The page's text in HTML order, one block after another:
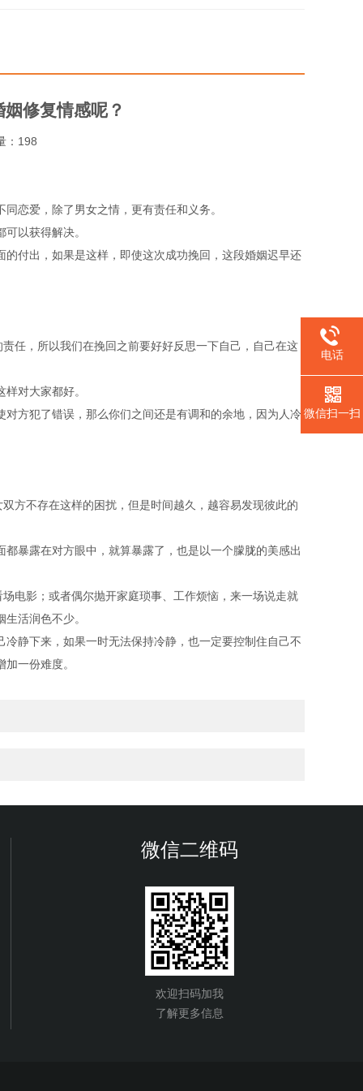
修复情感呢？
：198
恋爱，除了男女之情，更有责任和义务。
以获得解决。
付出，如果是这样，即使这次成功挽回，这段婚姻迟早还
任，所以我们在挽回之前要好好反思一下自己，自己在这
对大家都好。
方犯了错误，那么你们之间还是有调和的余地，因为人冷
方不存在这样的困扰，但是时间越久，越容易发现彼此的
暴露在对方眼中，就算暴露了，也是以一个朦胧的美感出
电影；或者偶尔抛开家庭琐事、工作烦恼，来一场说走就
活润色不少。
静下来，如果一时无法保持冷静，也一定要控制住自己不
一份难度。
微信二维码
欢迎扫码加我
了解更多信息
电话
微信扫一扫